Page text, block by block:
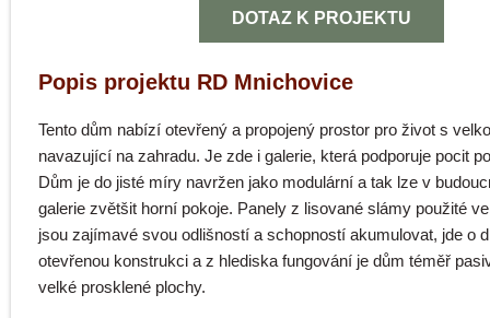
DOTAZ K PROJEKTU
Popis projektu RD Mnichovice
Tento dům nabízí otevřený a propojený prostor pro život s
navazující na zahradu. Je zde i galerie, která podporuje pocit
Dům je do jisté míry navržen jako modulární a tak lze v
galerie zvětšit horní pokoje. Panely z lisované slámy použité
jsou zajímavé svou odlišností a schopností akumulovat, jde o
otevřenou konstrukci a z hlediska fungování je dům téměř
velké prosklené plochy.